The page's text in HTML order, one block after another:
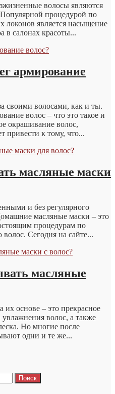
волосы являются
процедурой по
локонов является насыщение
в салонах красоты...
армирование
своими волосами, как и ты.
волос – что это такое и
окрашивание волос,
привести к тому, что...
масляные маски
и без регулярного
масляные маски – это
процедурам по
Сегодня на сайте...
масляные
их основе – это прекрасное
увлажнения волос, а также
Но многие после
одни и те же...